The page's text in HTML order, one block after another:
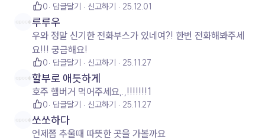
0 답글달기 신고하기 25.12.01
루루우
우와 정말 신기한 전화부스가 있네여?! 한번 전화해봐주세
요!!! 궁금해요!
0 답글달기 신고하기 25.11.27
할부로 애틋하게
호주 햄버거 먹어주세요,.,!!!!!!!1
0 답글달기 신고하기 25.11.27
쏘쏘하다
언제쯤 추울때 따뜻한 곳을 가볼까요